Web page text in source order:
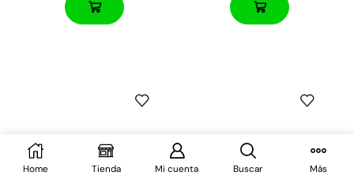
Home Tienda Mi cuenta Buscar Más